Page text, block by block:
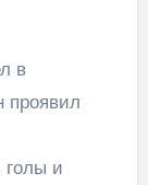
в
проявил
голы и